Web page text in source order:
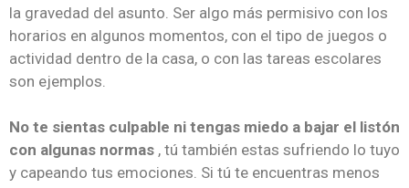
la gravedad del asunto. Ser algo más permisivo con los
horarios en algunos momentos, con el tipo de juegos o
actividad dentro de la casa, o con las tareas escolares
son ejemplos.
No te sientas culpable ni tengas miedo a bajar el listón
con algunas normas , tú también estas sufriendo lo tuyo
y capeando tus emociones. Si tú te encuentras menos